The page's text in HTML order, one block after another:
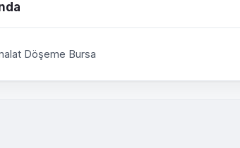
Döşeme Bursa